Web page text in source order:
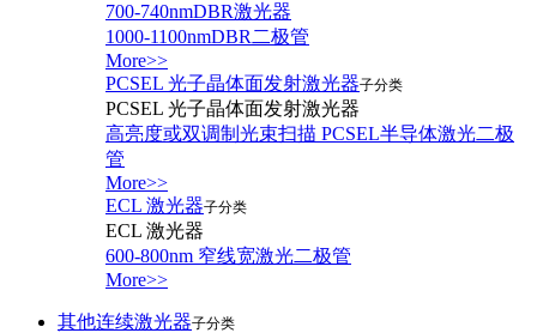
700-740nmDBR激光器
1000-1100nmDBR二极管
More>>
PCSEL 光子晶体面发射激光器子分类
PCSEL 光子晶体面发射激光器
高亮度或双调制光束扫描 PCSEL半导体激光二极
管
More>>
ECL 激光器子分类
ECL 激光器
600-800nm 窄线宽激光二极管
More>>
其他连续激光器子分类